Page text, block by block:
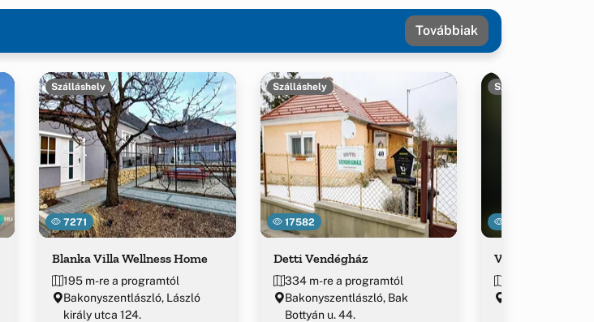
Továbbiak
7271
Szálláshely
Blanka Villa Wellness Home
195 m-re a programtól
Bakonyszentlászló, László
király utca 124.
17582
Szálláshely
Detti Vendégház
334 m-re a programtól
Bakonyszentlászló, Bak
Bottyán u. 44.
Szálláshely
VE-DI Vendégház